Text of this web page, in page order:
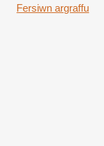
Fersiwn argraffu